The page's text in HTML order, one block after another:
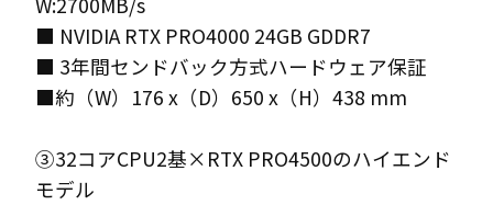
■ NVIDIA RTX PRO4000 24GB GDDR7
■ 3年間センドバック方式ハードウェア保証
■約（W）176 x（D）650 x（H）438 mm
③32コアCPU2基×RTX PRO4500のハイエンド
モデル